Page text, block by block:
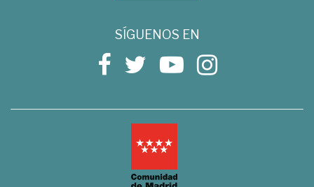
SÍGUENOS EN